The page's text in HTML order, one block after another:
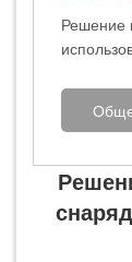
Решение